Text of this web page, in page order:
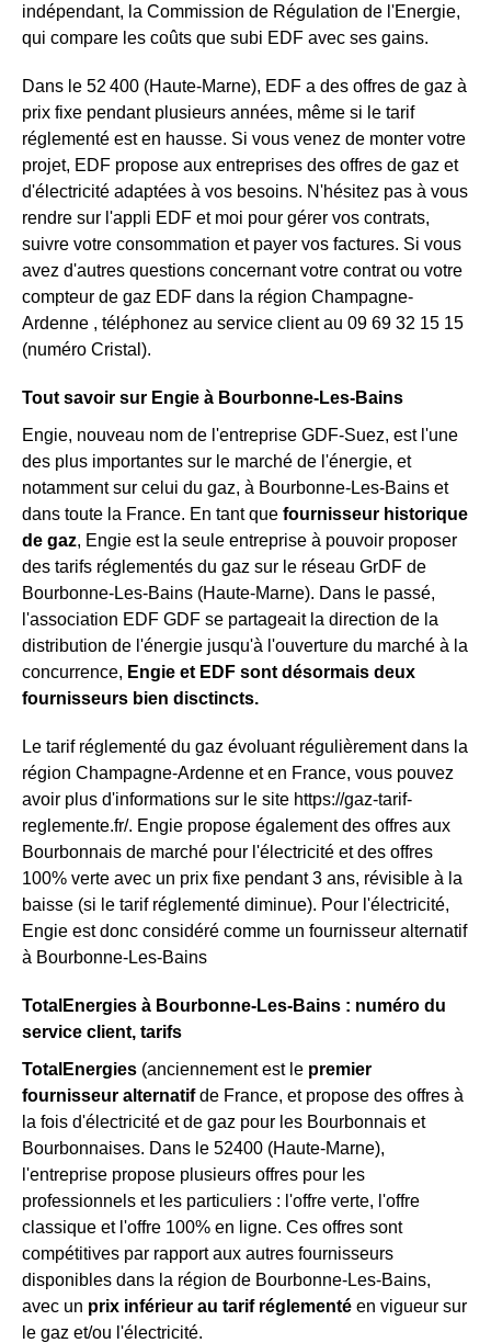
indépendant, la Commission de Régulation de l'Energie,
qui compare les coûts que subi EDF avec ses gains.
Dans le 52 400 (Haute-Marne), EDF a des offres de gaz à
prix fixe pendant plusieurs années, même si le tarif
réglementé est en hausse. Si vous venez de monter votre
projet, EDF propose aux entreprises des offres de gaz et
d'électricité adaptées à vos besoins. N'hésitez pas à vous
rendre sur l'appli EDF et moi pour gérer vos contrats,
suivre votre consommation et payer vos factures. Si vous
avez d'autres questions concernant votre contrat ou votre
compteur de gaz EDF dans la région Champagne-
Ardenne , téléphonez au service client au 09 69 32 15 15
(numéro Cristal).
Tout savoir sur Engie à Bourbonne-Les-Bains
Engie, nouveau nom de l'entreprise GDF-Suez, est l'une
des plus importantes sur le marché de l'énergie, et
notamment sur celui du gaz, à Bourbonne-Les-Bains et
dans toute la France. En tant que fournisseur historique
de gaz, Engie est la seule entreprise à pouvoir proposer
des tarifs réglementés du gaz sur le réseau GrDF de
Bourbonne-Les-Bains (Haute-Marne). Dans le passé,
l'association EDF GDF se partageait la direction de la
distribution de l'énergie jusqu'à l'ouverture du marché à la
concurrence, Engie et EDF sont désormais deux
fournisseurs bien disctincts.
Le tarif réglementé du gaz évoluant régulièrement dans la
région Champagne-Ardenne et en France, vous pouvez
avoir plus d'informations sur le site https://gaz-tarif-
reglemente.fr/. Engie propose également des offres aux
Bourbonnais de marché pour l'électricité et des offres
100% verte avec un prix fixe pendant 3 ans, révisible à la
baisse (si le tarif réglementé diminue). Pour l'électricité,
Engie est donc considéré comme un fournisseur alternatif
à Bourbonne-Les-Bains
TotalEnergies à Bourbonne-Les-Bains : numéro du
service client, tarifs
TotalEnergies (anciennement est le premier
fournisseur alternatifde France, et propose des offres à
la fois d'électricité et de gaz pour les Bourbonnais et
Bourbonnaises. Dans le 52400 (Haute-Marne),
l'entreprise propose plusieurs offres pour les
professionnels et les particuliers : l'offre verte, l'offre
classique et l'offre 100% en ligne. Ces offres sont
compétitives par rapport aux autres fournisseurs
disponibles dans la région de Bourbonne-Les-Bains,
avec un prix inférieur au tarif réglementé en vigueur sur
le gaz et/ou l'électricité.